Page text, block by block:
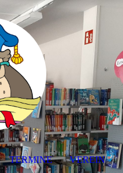
TERMINE VEREIN